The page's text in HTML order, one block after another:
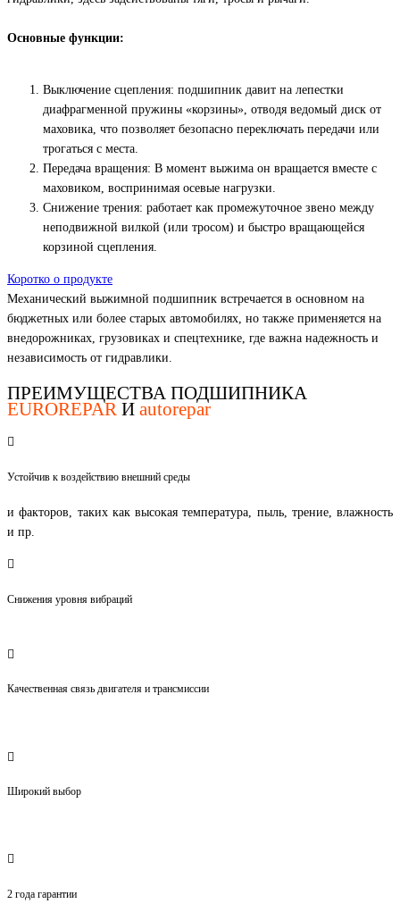
Основные функции:
Выключение сцепления: подшипник давит на лепестки
диафрагменной пружины «корзины», отводя ведомый диск от
маховика, что позволяет безопасно переключать передачи или
трогаться с места.
Передача вращения: В момент выжима он вращается вместе с
маховиком, воспринимая осевые нагрузки.
Снижение трения: работает как промежуточное звено между
неподвижной вилкой (или тросом) и быстро вращающейся
корзиной сцепления.
Коротко о продукте
Механический выжимной подшипник встречается в основном на
бюджетных или более старых автомобилях, но также применяется на
внедорожниках, грузовиках и спецтехнике, где важна надежность и
независимость от гидравлики.
ПРЕИМУЩЕСТВА ПОДШИПНИКA
EUROREPAR И autorepar
Устойчив к воздействию внешний среды
и факторов, таких как высокая температура, пыль, трение, влажность
и пр.
Снижения уровня вибраций
Качественная связь двигателя и трансмиссии
Широкий выбор
2 года гарантии